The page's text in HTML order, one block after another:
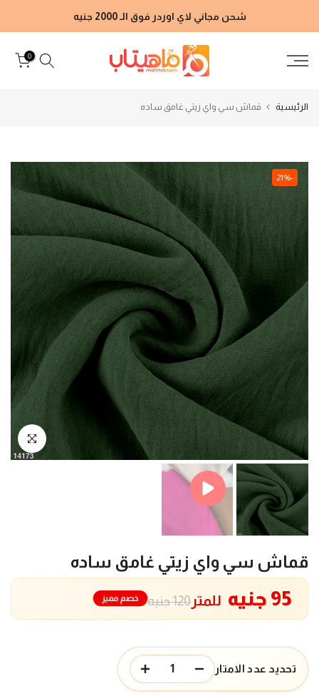
إلى
شحن مجاني لاي اوردر فوق الـ 2000 جنيه
0
الرئيسية قماش سي واي زيتي غامق ساده
-21%
انقر للتكبير
قماش سي واي زيتي غامق ساده
120 جنيه 95 جنيه للمتر خصم مميز
تحديد عدد الامتار